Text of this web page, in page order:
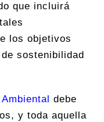
que incluirá
los objetivos
sostenibilidad
debe
y toda aquella